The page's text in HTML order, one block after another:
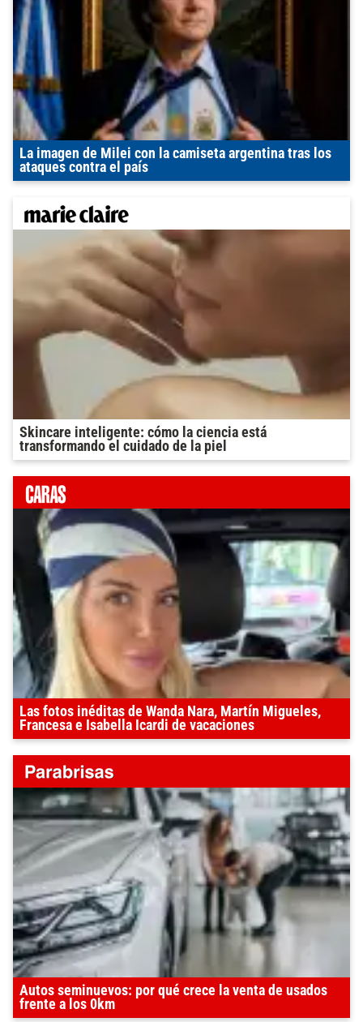
La imagen de Milei con la camiseta argentina tras los
ataques contra el país
Skincare inteligente: cómo la ciencia está
transformando el cuidado de la piel
Las fotos inéditas de Wanda Nara, Martín Migueles,
Francesa e Isabella Icardi de vacaciones
Autos seminuevos: por qué crece la venta de usados
frente a los 0km